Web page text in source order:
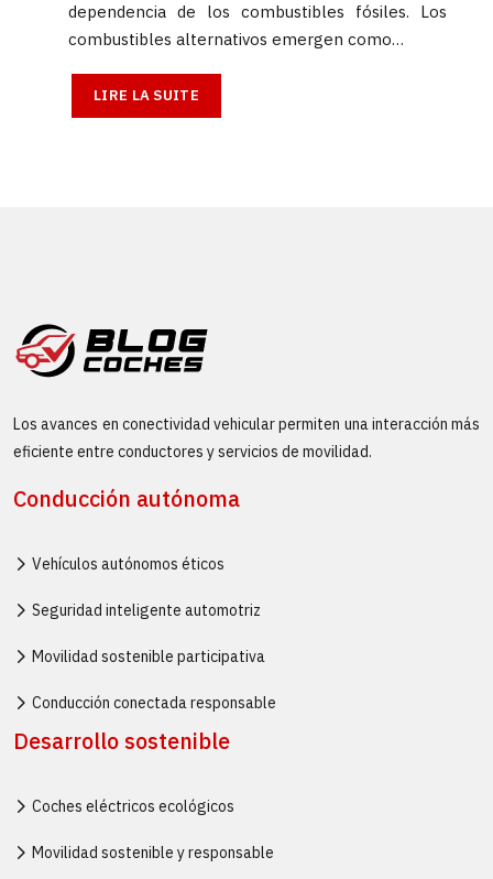
dependencia de los combustibles fósiles. Los
combustibles alternativos emergen como…
LIRE LA SUITE
Los avances en conectividad vehicular permiten una interacción más
eficiente entre conductores y servicios de movilidad.
Conducción autónoma
Vehículos autónomos éticos
Seguridad inteligente automotriz
Movilidad sostenible participativa
Conducción conectada responsable
Desarrollo sostenible
Coches eléctricos ecológicos
Movilidad sostenible y responsable